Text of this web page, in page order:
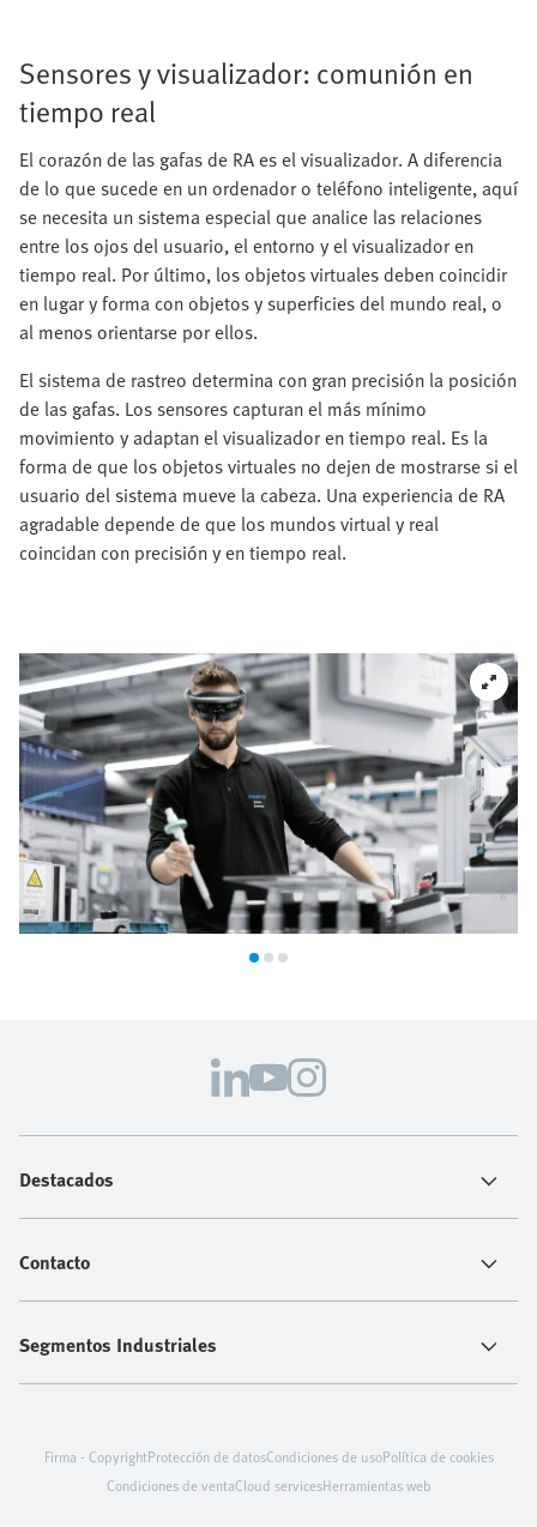
Sensores y visualizador: comunión en
tiempo real
El corazón de las gafas de RA es el visualizador. A diferencia
de lo que sucede en un ordenador o teléfono inteligente, aquí
se necesita un sistema especial que analice las relaciones
entre los ojos del usuario, el entorno y el visualizador en
tiempo real. Por último, los objetos virtuales deben coincidir
en lugar y forma con objetos y superficies del mundo real, o
al menos orientarse por ellos.
El sistema de rastreo determina con gran precisión la posición
de las gafas. Los sensores capturan el más mínimo
movimiento y adaptan el visualizador en tiempo real. Es la
forma de que los objetos virtuales no dejen de mostrarse si el
usuario del sistema mueve la cabeza. Una experiencia de RA
agradable depende de que los mundos virtual y real
coincidan con precisión y en tiempo real.
Destacados
Contacto
Segmentos Industriales
Firma - CopyrightProtección de datosCondiciones de usoPolítica de cookies
Condiciones de ventaCloud servicesHerramientas web